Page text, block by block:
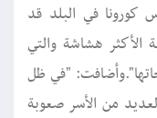
كورونا في البلد قد
الأكثر هشاشة والتي
"في ظل
من الأسر صعوبة